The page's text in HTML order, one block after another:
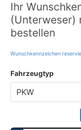
Ihr
(Unterweser)
bestellen
Wunschkennzeichen
Fahrzeugtyp